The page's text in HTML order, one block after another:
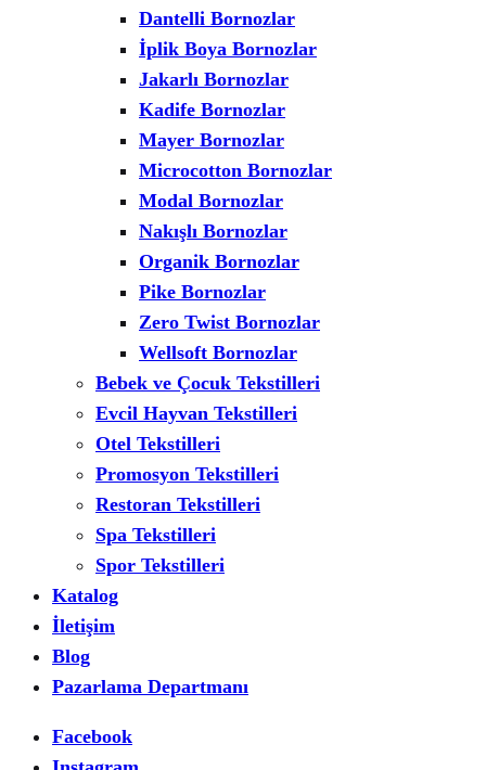
Dantelli Bornozlar
İplik Boya Bornozlar
Jakarlı Bornozlar
Kadife Bornozlar
Mayer Bornozlar
Microcotton Bornozlar
Modal Bornozlar
Nakışlı Bornozlar
Organik Bornozlar
Pike Bornozlar
Zero Twist Bornozlar
Wellsoft Bornozlar
Bebek ve Çocuk Tekstilleri
Evcil Hayvan Tekstilleri
Otel Tekstilleri
Promosyon Tekstilleri
Restoran Tekstilleri
Spa Tekstilleri
Spor Tekstilleri
Katalog
İletişim
Blog
Pazarlama Departmanı
Facebook